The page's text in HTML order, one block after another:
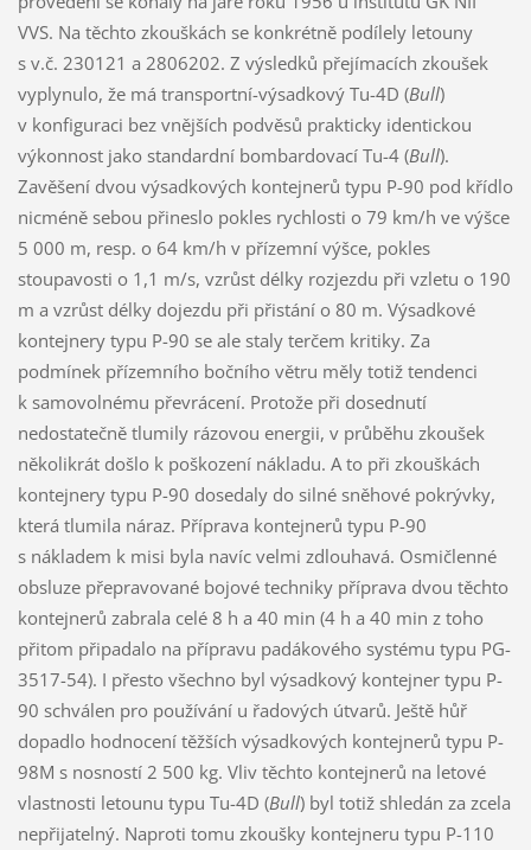
VVS. Na těchto zkouškách se konkrétně podílely letouny
s v.č. 230121 a 2806202. Z výsledků přejímacích zkoušek
vyplynulo, že má transportní-výsadkový Tu-4D (Bull)
v konfiguraci bez vnějších podvěsů prakticky identickou
výkonnost jako standardní bombardovací Tu-4 (Bull).
Zavěšení dvou výsadkových kontejnerů typu P-90 pod křídlo
nicméně sebou přineslo pokles rychlosti o 79 km/h ve výšce
5 000 m, resp. o 64 km/h v přízemní výšce, pokles
stoupavosti o 1,1 m/s, vzrůst délky rozjezdu při vzletu o 190
m a vzrůst délky dojezdu při přistání o 80 m. Výsadkové
kontejnery typu P-90 se ale staly terčem kritiky. Za
podmínek přízemního bočního větru měly totiž tendenci
k samovolnému převrácení. Protože při dosednutí
nedostatečně tlumily rázovou energii, v průběhu zkoušek
několikrát došlo k poškození nákladu. A to při zkouškách
kontejnery typu P-90 dosedaly do silné sněhové pokrývky,
která tlumila náraz. Příprava kontejnerů typu P-90
s nákladem k misi byla navíc velmi zdlouhavá. Osmičlenné
obsluze přepravované bojové techniky příprava dvou těchto
kontejnerů zabrala celé 8 h a 40 min (4 h a 40 min z toho
přitom připadalo na přípravu padákového systému typu PG-
3517-54). I přesto všechno byl výsadkový kontejner typu P-
90 schválen pro používání u řadových útvarů. Ještě hůř
dopadlo hodnocení těžších výsadkových kontejnerů typu P-
98M s nosností 2 500 kg. Vliv těchto kontejnerů na letové
vlastnosti letounu typu Tu-4D (Bull) byl totiž shledán za zcela
nepřijatelný. Naproti tomu zkoušky kontejneru typu P-110